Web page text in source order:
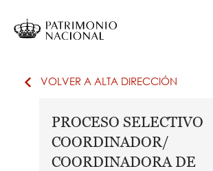
contenido
disponibles
principal
COLECCIONES
APRENDE
VOLVER A ALTA DIRECCIÓN
PROCESO SELECTIVO
COORDINADOR/
COORDINADORA DE